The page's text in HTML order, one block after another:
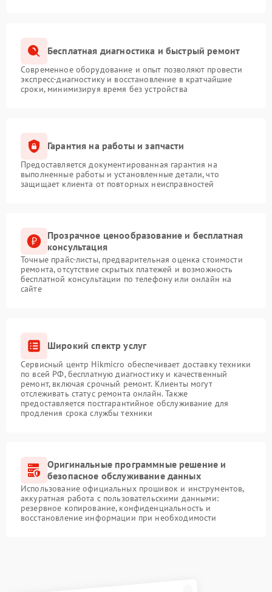
Бесплатная диагностика и быстрый ремонт
Современное оборудование и опыт позволяют провести
экспресс-диагностику и восстановление в кратчайшие
сроки, минимизируя время без устройства
Гарантия на работы и запчасти
Предоставляется документированная гарантия на
выполненные работы и установленные детали, что
защищает клиента от повторных неисправностей
Прозрачное ценообразование и бесплатная
консультация
Точные прайс-листы, предварительная оценка стоимости
ремонта, отсутствие скрытых платежей и возможность
бесплатной консультации по телефону или онлайн на
сайте
Широкий спектр услуг
Сервисный центр Hikmicro обеспечивает доставку техники
по всей РФ, бесплатную диагностику и качественный
ремонт, включая срочный ремонт. Клиенты могут
отслеживать статус ремонта онлайн. Также
предоставляется постгарантийное обслуживание для
продления срока службы техники
Оригинальные программные решение и
безопасное обслуживание данных
Использование официальных прошивок и инструментов,
аккуратная работа с пользовательскими данными:
резервное копирование, конфиденциальность и
восстановление информации при необходимости